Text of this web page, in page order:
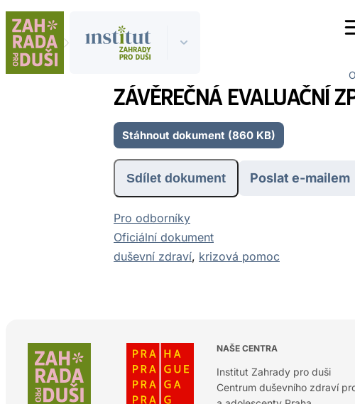
ZÁVĚREČNÁ EVALUAČNÍ
Stáhnout dokument (860 KB)
Sdílet dokument Poslat e-mailem
Pro odborníky
Oficiální dokument
duševní zdraví, krizová pomoc
NAŠE CENTRA
Institut Zahrady pro duši
Centrum duševního zdraví